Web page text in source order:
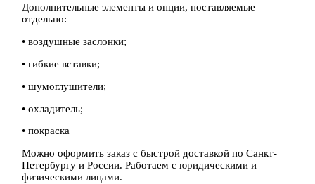
Дополнительные элементы и опции, поставляемые
отдельно:
• воздушные заслонки;
• гибкие вставки;
• шумоглушители;
• охладитель;
• покраска
Можно оформить заказ с быстрой доставкой по Санкт-
Петербургу и России. Работаем с юридическими и
физическими лицами.